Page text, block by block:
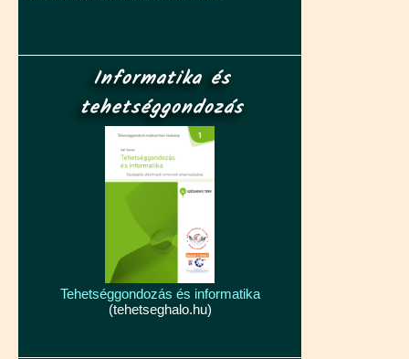
Informatika és
tehetséggondozás
Tehetséggondozás és informatika
(tehetseghalo.hu)